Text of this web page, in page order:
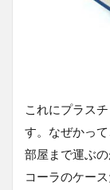
これにプラス
す。なぜかっ
部屋まで運ぶ
コーラのケー